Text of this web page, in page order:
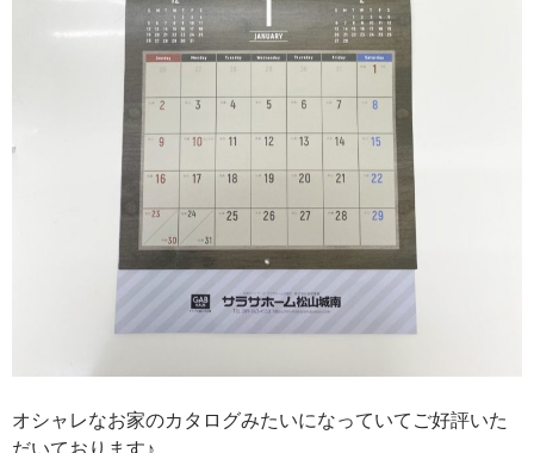
オシャレなお家のカタログみたいになっていてご好評いた
だいております♪